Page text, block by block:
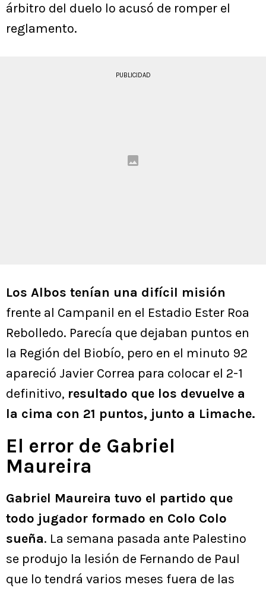
árbitro del duelo lo acusó de romper el
reglamento.
PUBLICIDAD
Los Albos tenían una difícil misión
frente al Campanil en el Estadio Ester Roa
Rebolledo. Parecía que dejaban puntos en
la Región del Biobío, pero en el minuto 92
apareció Javier Correa para colocar el 2-1
definitivo, resultado que los devuelve a
la cima con 21 puntos, junto a Limache.
El error de Gabriel
Maureira
Gabriel Maureira tuvo el partido que
todo jugador formado en Colo Colo
sueña. La semana pasada ante Palestino
se produjo la lesión de Fernando de Paul
que lo tendrá varios meses fuera de las